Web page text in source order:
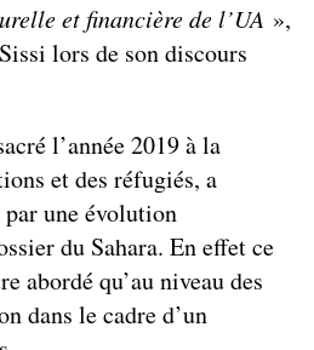
et financière de l’UA »,
lors de son discours
l’année 2019 à la
et des réfugiés, a
une évolution
du Sahara. En effet ce
abordé qu’au niveau des
dans le cadre d’un